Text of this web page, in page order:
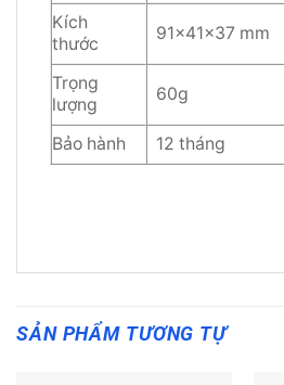
Kích
thước
91×41×37 mm
Trọng
lượng
60g
Bảo hành 12 tháng
SẢN PHẨM TƯƠNG TỰ